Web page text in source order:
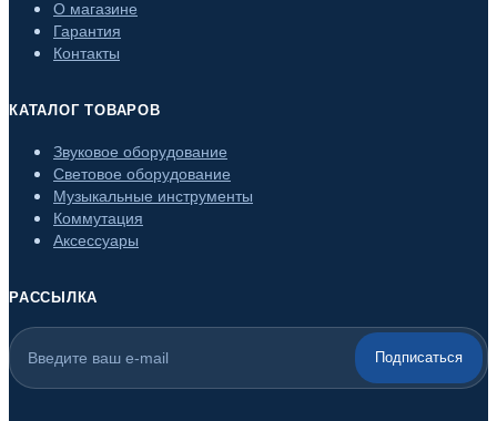
О магазине
Гарантия
Контакты
КАТАЛОГ ТОВАРОВ
Звуковое оборудование
Световое оборудование
Музыкальные инструменты
Коммутация
Аксессуары
РАССЫЛКА
Подписаться